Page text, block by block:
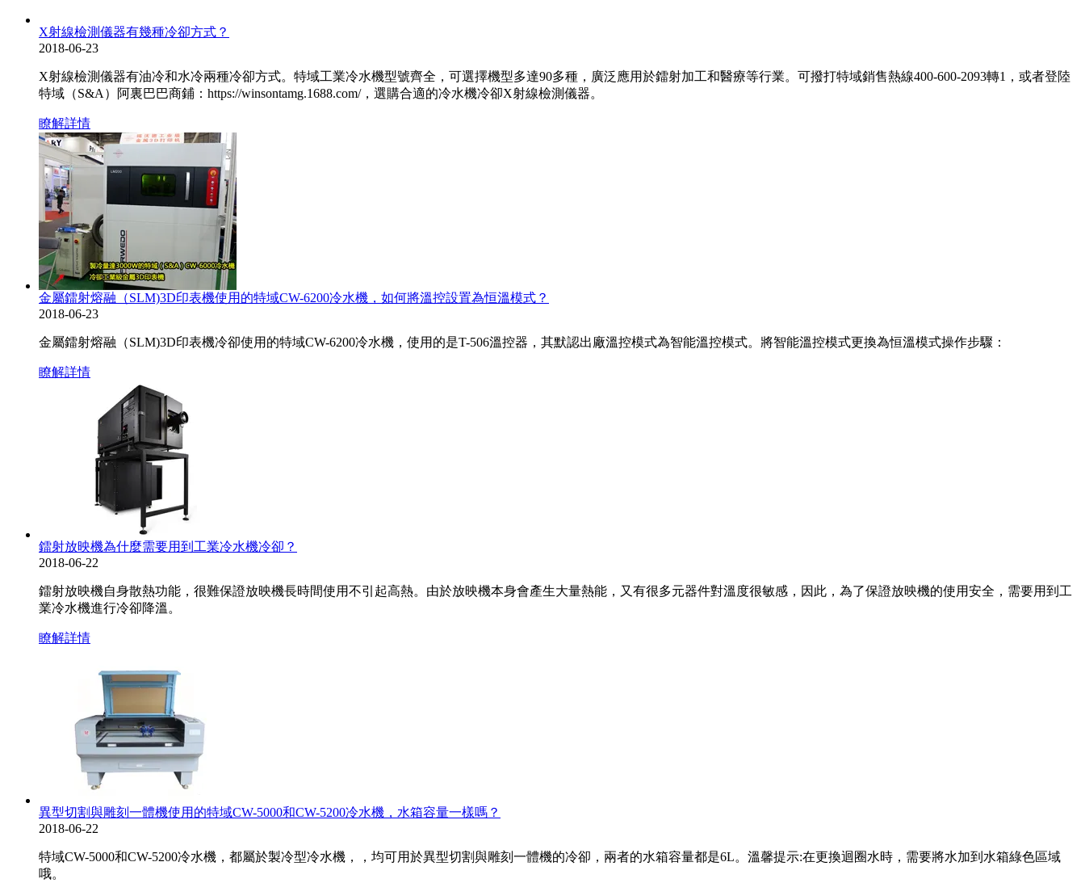
X射線檢測儀器有幾種冷卻方式？
2018-06-23
X射線檢測儀器有油冷和水冷兩種冷卻方式。特域工業冷水機型號齊全，可選擇機型多達90多種，廣泛應用於鐳射加工和醫療等行業。可撥打特域銷售熱線400-600-2093轉1，或者登陸
特域（S&A）阿裏巴巴商鋪：https://winsontamg.1688.com/，選購合適的冷水機冷卻X射線檢測儀器。
瞭解詳情
金屬鐳射熔融（SLM)3D印表機使用的特域CW-6200冷水機，如何將溫控設置為恒溫模式？
2018-06-23
金屬鐳射熔融（SLM)3D印表機冷卻使用的特域CW-6200冷水機，使用的是T-506溫控器，其默認出廠溫控模式為智能溫控模式。將智能溫控模式更換為恒溫模式操作步驟：
瞭解詳情
鐳射放映機為什麼需要用到工業冷水機冷卻？
2018-06-22
鐳射放映機自身散熱功能，很難保證放映機長時間使用不引起高熱。由於放映機本身會產生大量熱能，又有很多元器件對溫度很敏感，因此，為了保證放映機的使用安全，需要用到工
業冷水機進行冷卻降溫。
瞭解詳情
異型切割與雕刻一體機使用的特域CW-5000和CW-5200冷水機，水箱容量一樣嗎？
2018-06-22
特域CW-5000和CW-5200冷水機，都屬於製冷型冷水機，，均可用於異型切割與雕刻一體機的冷卻，兩者的水箱容量都是6L。溫馨提示:在更換迴圈水時，需要將水加到水箱綠色區域
哦。